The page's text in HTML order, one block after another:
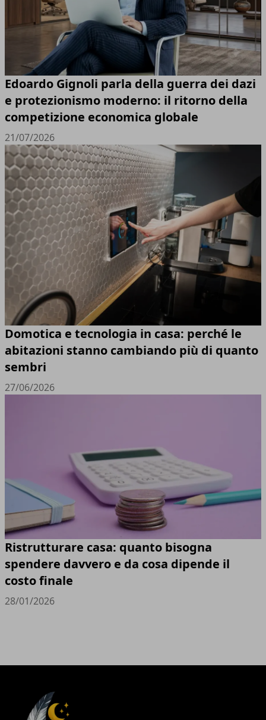
Edoardo Gignoli parla della guerra dei dazi
e protezionismo moderno: il ritorno della
competizione economica globale
21/07/2026
Domotica e tecnologia in casa: perché le
abitazioni stanno cambiando più di quanto
sembri
27/06/2026
Ristrutturare casa: quanto bisogna
spendere davvero e da cosa dipende il
costo finale
28/01/2026